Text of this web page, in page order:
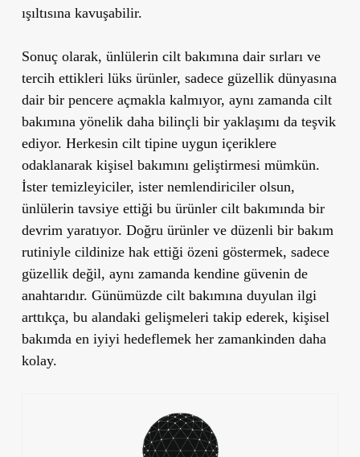
ışıltısına kavuşabilir.
Sonuç olarak, ünlülerin cilt bakımına dair sırları ve
tercih ettikleri lüks ürünler, sadece güzellik dünyasına
dair bir pencere açmakla kalmıyor, aynı zamanda cilt
bakımına yönelik daha bilinçli bir yaklaşımı da teşvik
ediyor. Herkesin cilt tipine uygun içeriklere
odaklanarak kişisel bakımını geliştirmesi mümkün.
İster temizleyiciler, ister nemlendiriciler olsun,
ünlülerin tavsiye ettiği bu ürünler cilt bakımında bir
devrim yaratıyor. Doğru ürünler ve düzenli bir bakım
rutiniyle cildinize hak ettiği özeni göstermek, sadece
güzellik değil, aynı zamanda kendine güvenin de
anahtarıdır. Günümüzde cilt bakımına duyulan ilgi
arttıkça, bu alandaki gelişmeleri takip ederek, kişisel
bakımda en iyiyi hedeflemek her zamankinden daha
kolay.